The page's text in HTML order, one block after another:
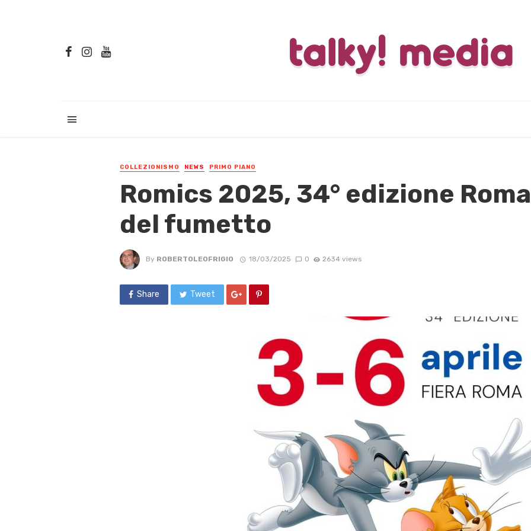
COLLEZIONISMO NEWS PRIMO PIANO
Romics 2025, 34° edizione
del fumetto
By ROBERTOLEOFRIGIO 18/03/2025 0 2634 views
Share Tweet